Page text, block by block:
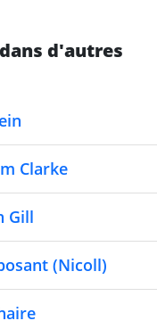
d'autres
Clarke
Gill
(Nicoll)